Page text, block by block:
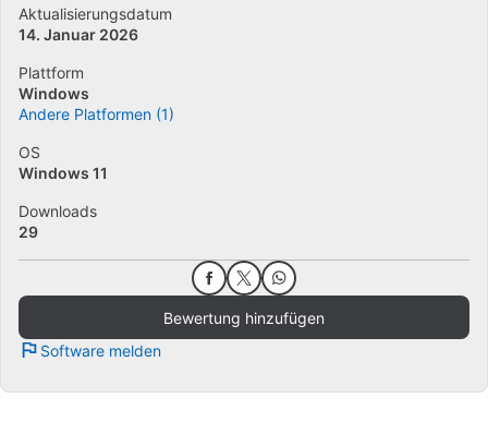
Aktualisierungsdatum
14. Januar 2026
Plattform
Windows
Andere Platformen (1)
OS
Windows 11
Downloads
29
Bewertung hinzufügen
Software melden